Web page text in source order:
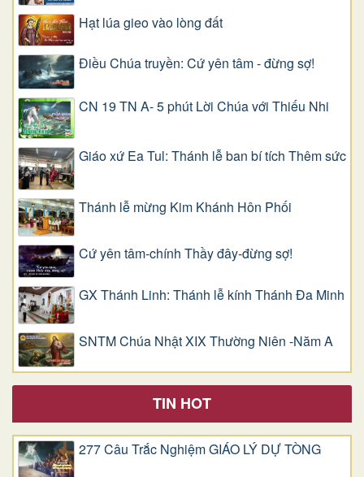
Hạt lúa gieo vào lòng đất
Điều Chúa truyền: Cứ yên tâm - đừng sợ!
CN 19 TN A- 5 phút Lời Chúa với Thiếu Nhi
Giáo xứ Ea Tul: Thánh lễ ban bí tích Thêm sức
Thánh lễ mừng Kim Khánh Hôn Phối
Cứ yên tâm-chính Thầy đây-đừng sợ!
GX Thánh Linh: Thánh lễ kính Thánh Đa Minh
SNTM Chúa Nhật XIX Thường Niên -Năm A
TIN HOT
277 Câu Trắc Nghiệm GIÁO LÝ DỰ TÒNG